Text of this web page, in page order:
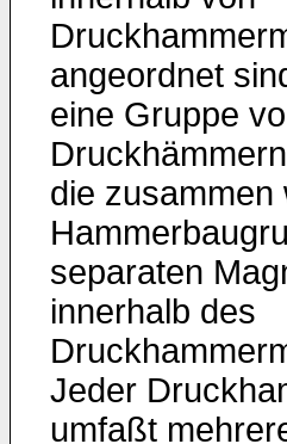
angeordnet
eine Gruppe
die zusammen
separaten
innerhalb des
Jeder
umfaßt